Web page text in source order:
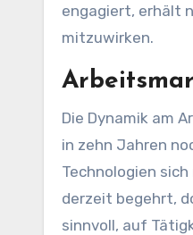
engagiert, erhält
mitzuwirken.
Die Dynamik am
in zehn Jahren
Technologien
derzeit begehrt,
sinnvoll, auf